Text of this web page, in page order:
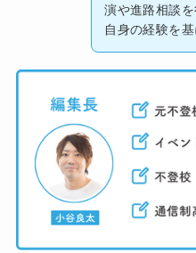
演や進路相談を
自身の経験を